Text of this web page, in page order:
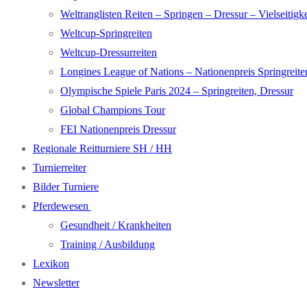
Weltranglisten Reiten – Springen – Dressur –
Weltcup-Springreiten
Weltcup-Dressurreiten
Longines League of Nations – Nationenpreis
Olympische Spiele Paris 2024 – Springreiten, Dressur
Global Champions Tour
FEI Nationenpreis Dressur
Regionale Reitturniere SH / HH
Turnierreiter
Bilder Turniere
Pferdewesen
Gesundheit / Krankheiten
Training / Ausbildung
Lexikon
Newsletter